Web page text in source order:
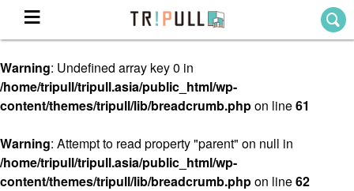
ホーム
Theme
テーマから探す
Warning: Undefined array key 0 in
/home/tripull/tripull.asia/public_html/wp-
content/themes/tripull/lib/breadcrumb.phpon line61
Warning: Attempt to read property "parent" on null in
/home/tripull/tripull.asia/public_html/wp-
content/themes/tripull/lib/breadcrumb.phpon line62